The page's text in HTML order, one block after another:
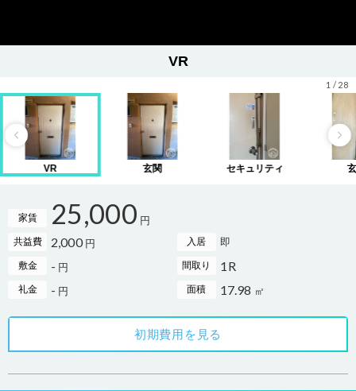
VR
1 / 28
VR 玄関 セキュリティ
家賃 25,000 円
共益費 2,000 円 入居 即
敷金 - 円 間取り 1R
礼金 - 円 面積 17.98 ㎡
初期費用を見る